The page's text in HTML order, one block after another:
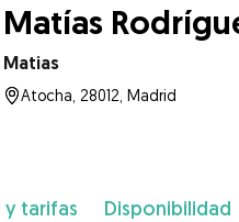
Matías
Matias
Atocha, 28012, Madrid
y tarifas Disponibilidad